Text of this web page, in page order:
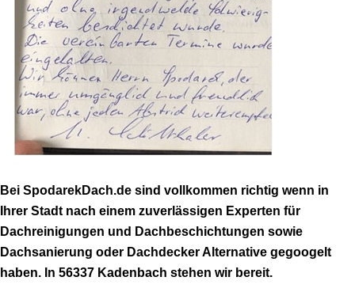
Bei SpodarekDach.de sind vollkommen richtig wenn in
Ihrer Stadt nach einem zuverlässigen Experten für
Dachreinigungen und Dachbeschichtungen sowie
Dachsanierung oder Dachdecker Alternative gegoogelt
haben. In 56337 Kadenbach stehen wir bereit.